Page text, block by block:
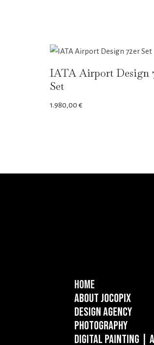
IATA Airport Design
Set
1.980,00€
Home
About Jocopix
Design Agency
Photography
Digital Painting |